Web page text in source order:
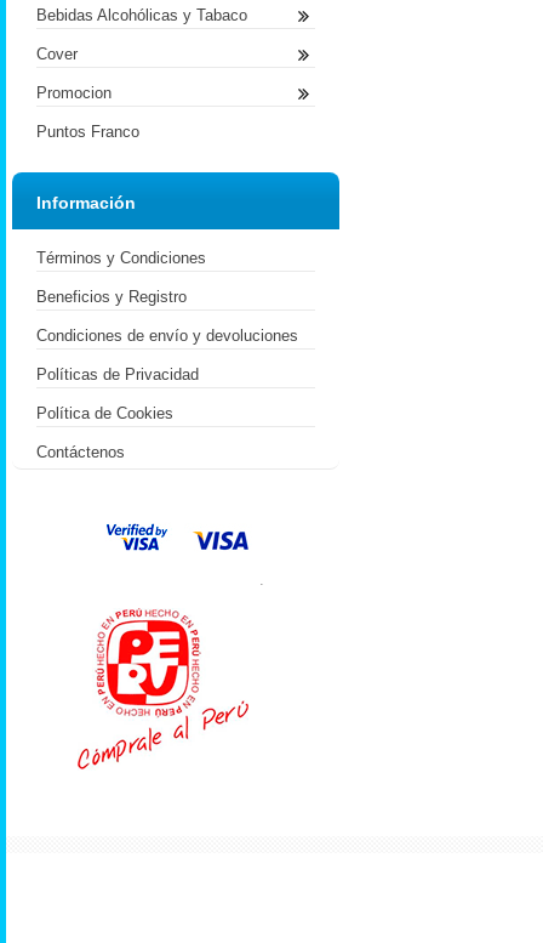
Bebidas Alcohólicas y Tabaco
Cover
Promocion
Puntos Franco
Información
Términos y Condiciones
Beneficios y Registro
Condiciones de envío y devoluciones
Políticas de Privacidad
Política de Cookies
Contáctenos
.